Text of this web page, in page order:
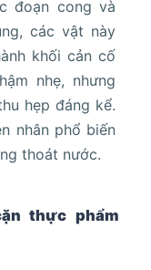
đoạn cong và
các vật này
khối cản cố
nhẹ, nhưng
hẹp đáng kể.
nhân phổ biến
thoát nước.
thực phẩm